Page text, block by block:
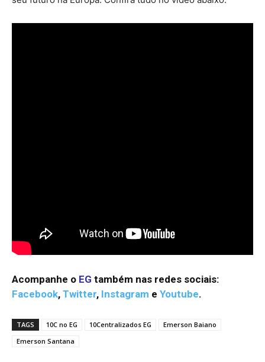
Acompanhe o EG também nas redes sociais:
Facebook, Twitter, Instagram e Youtube.
TAGS 10C no EG 10Centralizados EG
Emerson Baiano
Emerson Santana